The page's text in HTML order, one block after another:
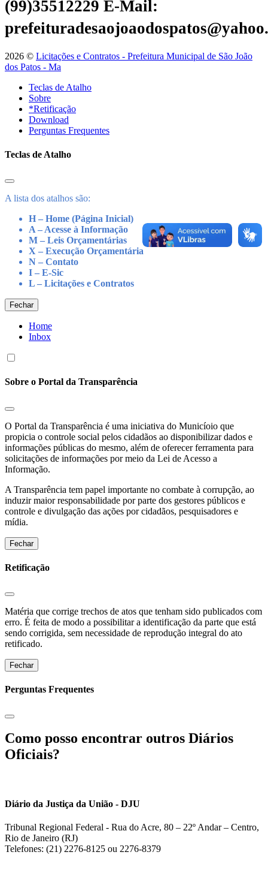
(99)35512229 E-Mail:
2026 © Licitações e Contratos - Prefeitura Municipal de São João
dos Patos - Ma
Teclas de Atalho
Sobre
*Retificação
Download
Perguntas Frequentes
Teclas de Atalho
A lista dos atalhos são:
H – Home (Página Inicial)
A – Acesse à Informação
M – Leis Orçamentárias
X – Execução Orçamentária
N – Contato
I – E-Sic
L – Licitações e Contratos
Fechar
Home
Inbox
Sobre o Portal da Transparência
O Portal da Transparência é uma iniciativa do Municíoio que
propicia o controle social pelos cidadãos ao disponibilizar dados e
informações públicas do mesmo, além de oferecer ferramenta para
solicitações de informações por meio da Lei de Acesso a
Informação.
A Transparência tem papel importante no combate à corrupção, ao
induzir maior responsabilidade por parte dos gestores públicos e
controle e divulgação das ações por cidadãos, pesquisadores e
mídia.
Fechar
Retificação
Matéria que corrige trechos de atos que tenham sido publicados com
erro. É feita de modo a possibilitar a identificação da parte que está
sendo corrigida, sem necessidade de reprodução integral do ato
retificado.
Fechar
Perguntas Frequentes
Como posso encontrar outros Diários
Oficiais?
Diário da Justiça da União - DJU
Tribunal Regional Federal - Rua do Acre, 80 – 22º Andar – Centro,
Rio de Janeiro (RJ)
Telefones: (21) 2276-8125 ou 2276-8379